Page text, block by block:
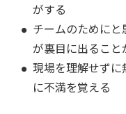
がする
チームのために
が裏目に出ること
現場を理解せず
に不満を覚える